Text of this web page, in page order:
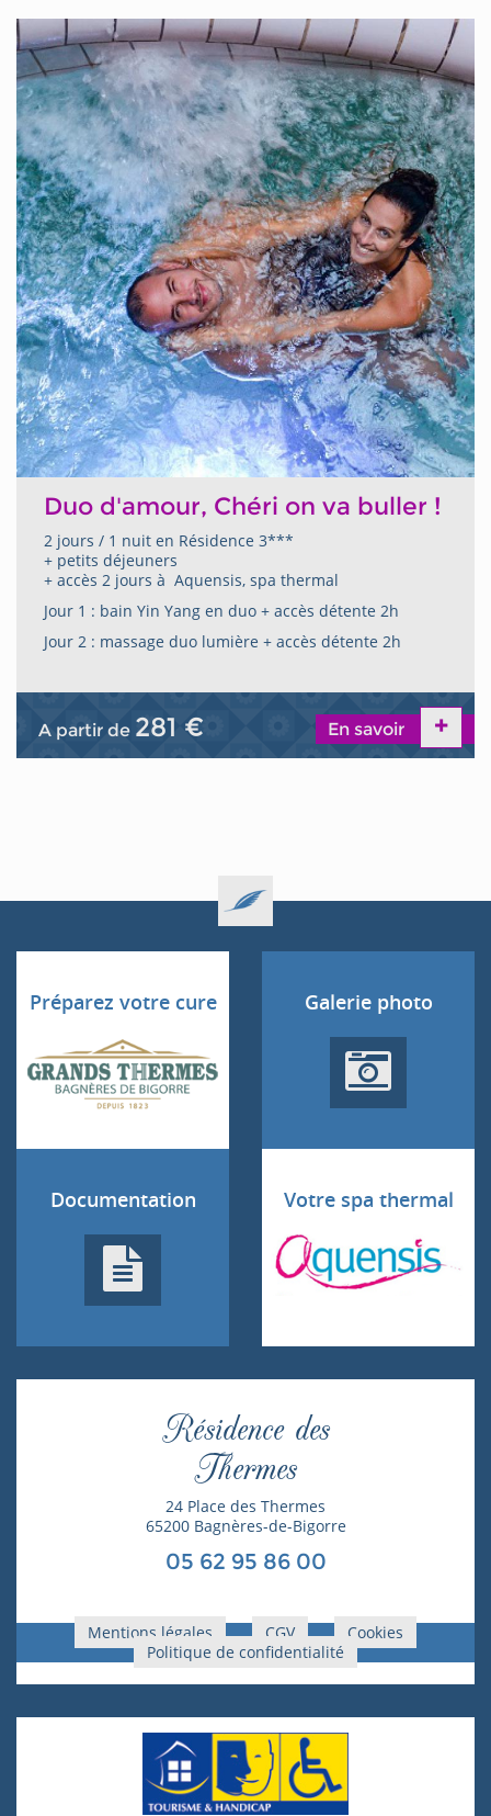
Duo d'amour, Chéri on va buller !
2 jours / 1 nuit en Résidence 3***
+ petits déjeuners
+ accès 2 jours à Aquensis, spa thermal
Jour 1 : bain Yin Yang en duo + accès détente 2h
Jour 2 : massage duo lumière + accès détente 2h
A partir de 281 € En savoir
Préparez votre cure Galerie photo
Documentation Votre spa thermal
Résidence des
Thermes
24 Place des Thermes
65200 Bagnères-de-Bigorre
05 62 95 86 00
Mentions légales CGV
Cookies
Politique de confidentialité